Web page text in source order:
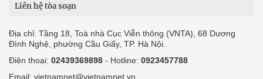
Liên hệ tòa soạn
Địa chỉ: Tầng 18, Toà nhà Cục Viễn thông (VNTA), 68 Dương
Đình Nghệ, phường Cầu Giấy, TP. Hà Nội.
Điện thoại: 02439369898 - Hotline: 0923457788
Email: vietnamnet@vietnamnet.vn